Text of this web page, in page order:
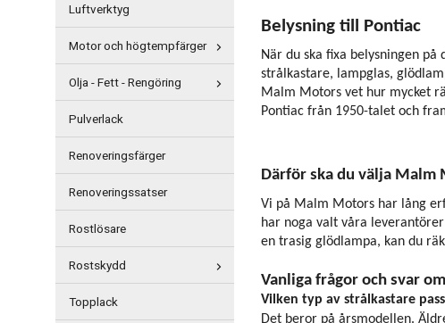
Luftverktyg
Motor och högtempfärger
Olja - Fett - Rengöring
Pulverlack
Renoveringsfärger
Renoveringssatser
Rostlösare
Rostskydd
Topplack
Belysning till Pontiac
När du ska fixa belysningen
strålkastare, lampglas,
Malm Motors vet hur mycket
Pontiac från 1950-talet och
Därför ska du välja
Vi på Malm Motors har lång
har noga valt våra
en trasig glödlampa, kan du
Vanliga frågor och svar
Vilken typ av strålkastare
Det beror på årsmodellen.